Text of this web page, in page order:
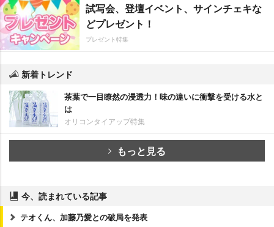
試写会、登壇イベント、サインチェキな
どプレゼント！
プレゼント特集
新着トレンド
茶葉で一目瞭然の浸透力！味の違いに衝撃を受ける水と
は
オリコンタイアップ特集
もっと見る
今、読まれている記事
テオくん、加藤乃愛との破局を発表